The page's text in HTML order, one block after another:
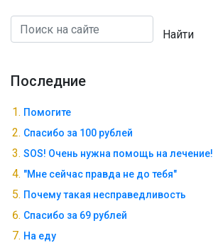
Найти
Последние
Помогите
Спасибо за 100 рублей
SOS! Очень нужна помощь на лечение!
"Мне сейчас правда не до тебя"
Почему такая несправедливость
Спасибо за 69 рублей
На еду